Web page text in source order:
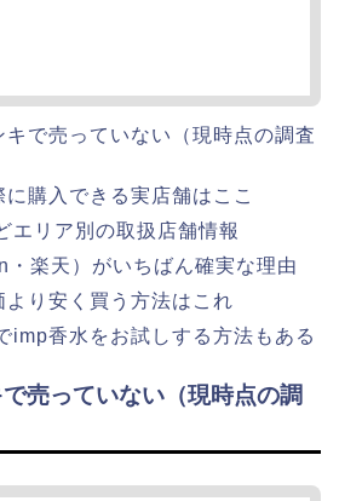
で売っていない（現時点の調査
購入できる実店舗はここ
エリア別の取扱店舗情報
・楽天）がいちばん確実な理由
より安く買う方法はこれ
imp香水をお試しする方法もある
売っていない（現時点の調